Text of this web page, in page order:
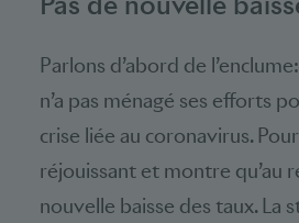
Parlons d’abord de
n’a pas ménagé ses efforts
crise liée au coronavirus.
réjouissant et montre qu’au
nouvelle baisse des taux. La